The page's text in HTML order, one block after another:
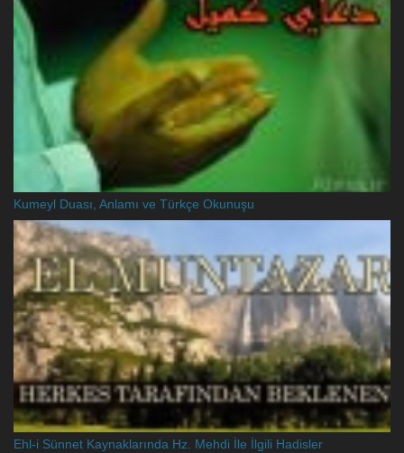
Kumeyl Duası, Anlamı ve Türkçe Okunuşu
Ehl-i Sünnet Kaynaklarında Hz. Mehdi İle İlgili Hadisler